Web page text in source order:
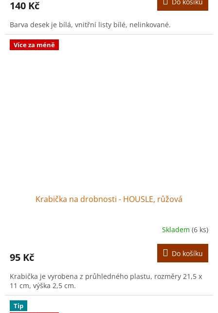
140 Kč
Barva desek je bílá, vnitřní listy bílé, nelinkované.
Více za méně
Krabička na drobnosti - HOUSLE, růžová
Skladem (6 ks)
95 Kč Do košíku
Krabička je vyrobena z průhledného plastu, rozměry 21,5 x
11 cm, výška 2,5 cm.
Tip